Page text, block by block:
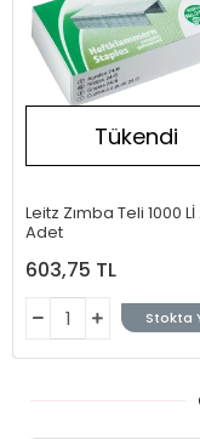
Tükendi
Leitz Zımba Teli 1000 Lİ
Adet
603,75 TL
Stokta